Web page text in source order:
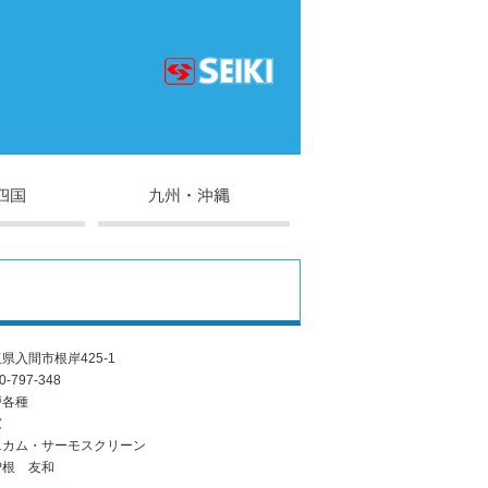
入間市根岸425-1
797-348
種
ム・サーモスクリーン
根 友和